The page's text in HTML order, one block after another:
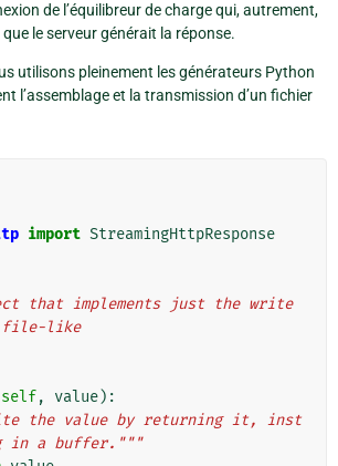
de l’équilibreur de charge qui, autrement,
le serveur générait la réponse.
utilisons pleinement les générateurs Python
l’assemblage et la transmission d’un fichier
import StreamingHttpResponse
that implements just the write
file-like
self, value):
the value by returning it, inst
in a buffer."""